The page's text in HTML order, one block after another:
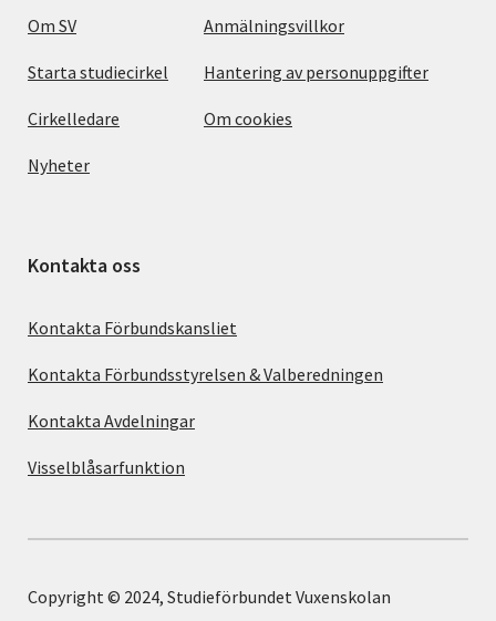
Om SV
Starta studiecirkel
Cirkelledare
Nyheter
Anmälningsvillkor
Hantering av personuppgifter
Om cookies
Kontakta oss
Kontakta Förbundskansliet
Kontakta Förbundsstyrelsen & Valberedningen
Kontakta Avdelningar
Visselblåsarfunktion
Copyright © 2024, Studieförbundet Vuxenskolan